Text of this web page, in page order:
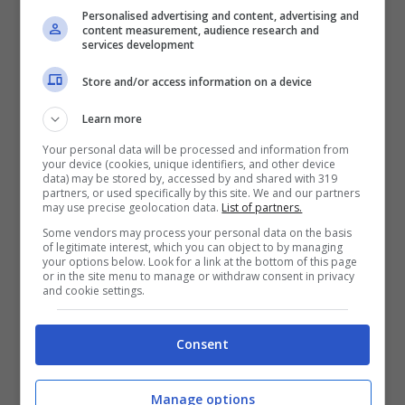
Personalised advertising and content, advertising and
content measurement, audience research and
services development
Store and/or access information on a device
Learn more
Your personal data will be processed and information from
your device (cookies, unique identifiers, and other device
data) may be stored by, accessed by and shared with 319
partners, or used specifically by this site. We and our partners
may use precise geolocation data. List of partners.
Some vendors may process your personal data on the basis
of legitimate interest, which you can object to by managing
your options below. Look for a link at the bottom of this page
or in the site menu to manage or withdraw consent in privacy
and cookie settings.
Consent
Manage options